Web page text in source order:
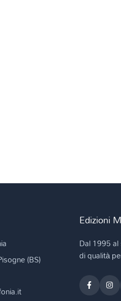
(BS)
Edizioni
Dal 1995
di qualità